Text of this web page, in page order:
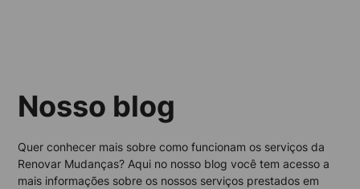
Nosso blog
Quer conhecer mais sobre como funcionam os serviços da
Renovar Mudanças? Aqui no nosso blog você tem acesso a
mais informações sobre os nossos serviços prestados em